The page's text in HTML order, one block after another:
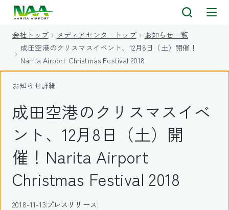
会社トップ メディアセンタートップ
お知らせ一覧
成田空港のクリスマスイベント、12月8日（土）開催！
Narita Airport Christmas Festival 2018
お知らせ詳細
成田空港のクリスマスイベ
ント、12月8日（土）開
催！Narita Airport
Christmas Festival 2018
2018-11-13プレスリリース